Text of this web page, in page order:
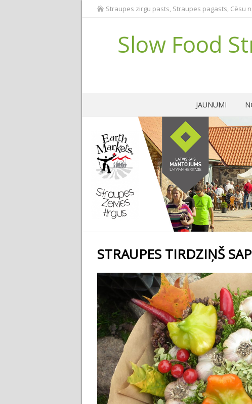
Straupes zirgu pasts, Straupes pagasts, Cēsu
Slow Food
JAUNUMI
STRAUPES TIRDZIŅŠ